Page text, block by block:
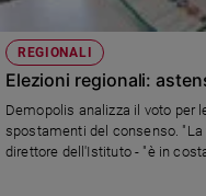
REGIONALI
Elezioni regionali:
Demopolis analizza il voto per
spostamenti del consenso. "La
direttore dell'Istituto - "è in